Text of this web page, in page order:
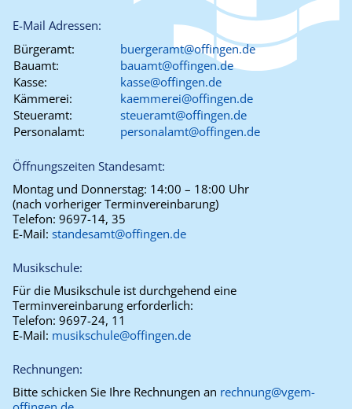
E-Mail Adressen:
Bürgeramt:
buergeramt@offingen.de
Bauamt:
bauamt@offingen.de
Kasse:
kasse@offingen.de
Kämmerei:
kaemmerei@offingen.de
Steueramt:
steueramt@offingen.de
Personalamt:
personalamt@offingen.de
Öffnungszeiten Standesamt:
Montag und Donnerstag: 14:00 – 18:00 Uhr
(nach vorheriger Terminvereinbarung)
Telefon: 9697-14, 35
E-Mail: standesamt@offingen.de
Musikschule:
Für die Musikschule ist durchgehend eine
Terminvereinbarung erforderlich:
Telefon: 9697-24, 11
E-Mail: musikschule@offingen.de
Rechnungen:
Bitte schicken Sie Ihre Rechnungen an rechnung@vgem-